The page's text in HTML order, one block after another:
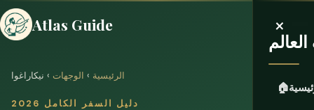
Atlas Guide ×
🏠
الرئيسية › الوجهات › نيكاراغوا
دليل السفر الكامل 2026